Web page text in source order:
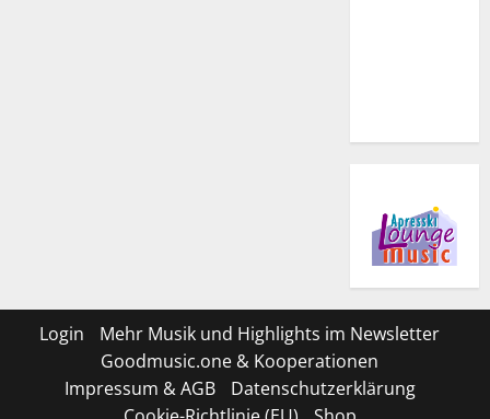
Login
Mehr Musik und Highlights im Newsletter
Goodmusic.one & Kooperationen
Impressum & AGB
Datenschutzerklärung